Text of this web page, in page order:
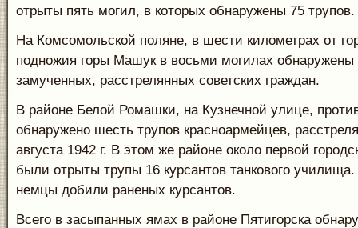
отрыты пять могил, в которых обнаружены 75 трупов.
На Комсомольской поляне, в шести километрах от
подножия горы Машук в восьми могилах обнаружены
замученных, расстрелянных советских граждан.
В районе Белой Ромашки, на Кузнечной улице,
обнаружено шесть трупов красноармейцев,
августа 1942 г. В этом же районе около первой
были отрыты трупы 16 курсантов танкового
немцы добили раненых курсантов.
Всего в засыпанных ямах в районе Пятигорска